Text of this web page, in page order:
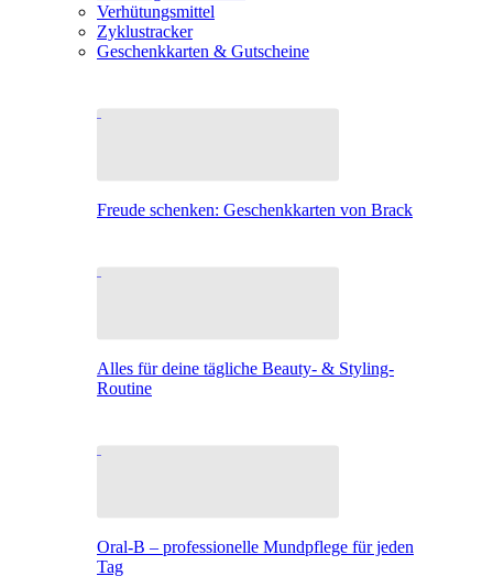
Verhütungsmittel
Zyklustracker
Geschenkkarten & Gutscheine
Freude schenken: Geschenkkarten von Brack
Alles für deine tägliche Beauty- & Styling-
Routine
Oral-B – professionelle Mundpflege für jeden
Tag